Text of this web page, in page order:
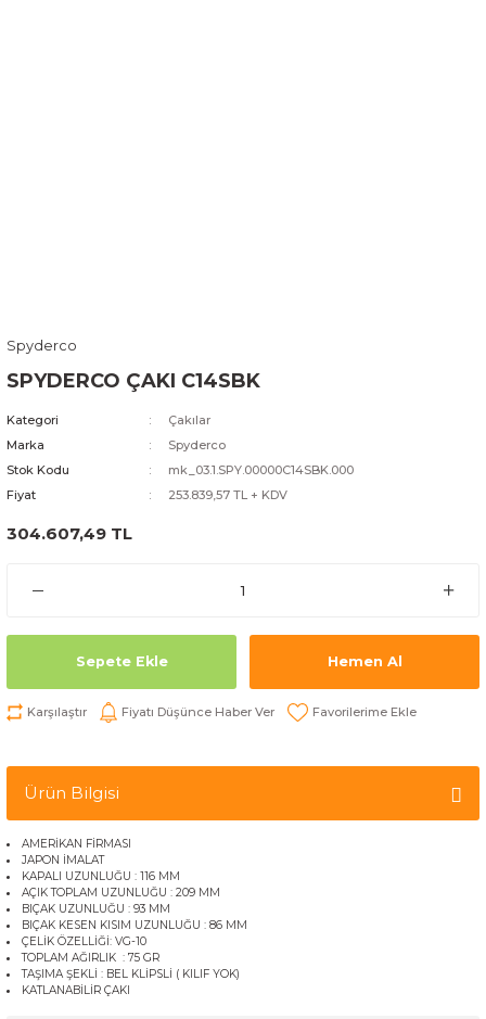
Spyderco
SPYDERCO ÇAKI C14SBK
Kategori
Çakılar
Marka
Spyderco
Stok Kodu
mk_03.1.SPY.00000C14SBK.000
Fiyat
253.839,57 TL + KDV
304.607,49 TL
Sepete Ekle Hemen Al
Karşılaştır Fiyatı Düşünce Haber Ver
Ürün Bilgisi
AMERİKAN FİRMASI
JAPON İMALAT
KAPALI UZUNLUĞU : 116 MM
AÇIK TOPLAM UZUNLUĞU : 209 MM
BIÇAK UZUNLUĞU : 93 MM
BIÇAK KESEN KISIM UZUNLUĞU : 86 MM
ÇELİK ÖZELLİĞİ: VG-10
TOPLAM AĞIRLIK : 75 GR
TAŞIMA ŞEKLİ : BEL KLİPSLİ ( KILIF YOK)
KATLANABİLİR ÇAKI